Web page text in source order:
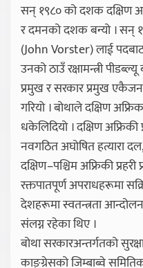
सन् १९८० को दशक दक्षिण
र दमनको दशक बन्यो । सन्
(John Vorster) लाई पदबाट
उनको ठाउँ रक्षामन्त्री
प्रमुख र सरकार प्रमुख
गरियो । बोथाले दक्षिण
धकेलिदियो । दक्षिण अफ्रिकी
नवगठित अघोषित हत्यारा
दक्षिण–पश्चिम अफ्रिकी
रक्तपातपूर्ण अपराधहरूमा
देशहरूमा स्वतन्त्रता
संलग्न रहेका थिए ।
बोथा सरकारअन्तर्गतको
काङ्ग्रेसको जिम्बाब्वे